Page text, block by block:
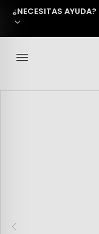
¿NECESITAS AYUDA?